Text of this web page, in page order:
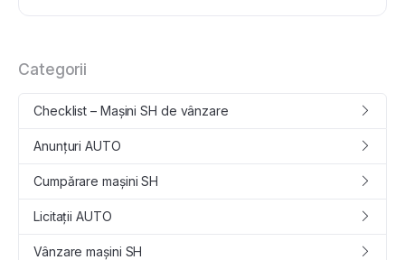
Categorii
Checklist – Mașini SH de vânzare
Anunțuri AUTO
Cumpǎrare maşini SH
Licitații AUTO
Vânzare maşini SH